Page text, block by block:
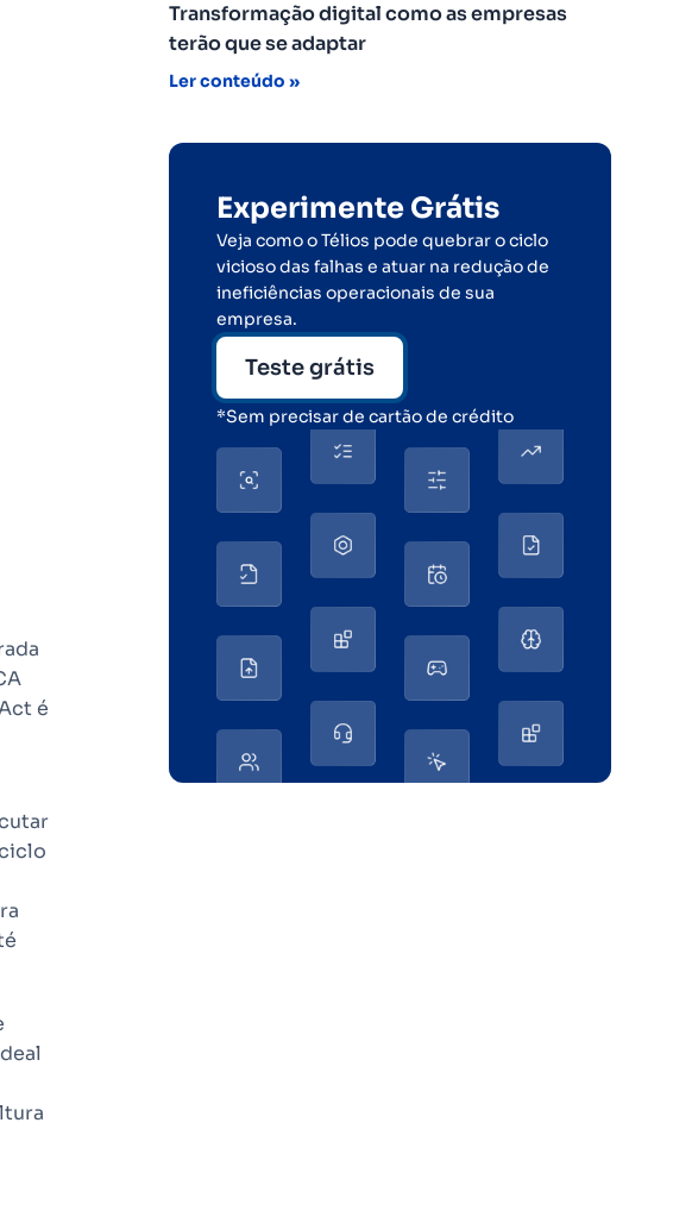
é
Transformação digital como as empresas
terão que se adaptar
Ler conteúdo »
Experimente Grátis
Veja como o Télios pode quebrar o ciclo
vicioso das falhas e atuar na redução de
ineficiências operacionais de sua
empresa.
Teste grátis
*Sem precisar de cartão de crédito